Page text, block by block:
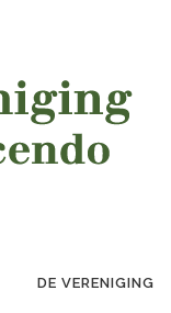
DE VERENIGING